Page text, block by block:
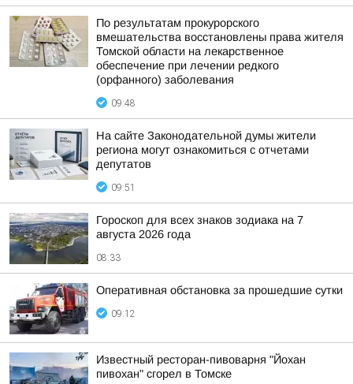
По результатам прокурорского
вмешательства восстановлены права жителя
Томской области на лекарственное
обеспечение при лечении редкого
(орфанного) заболевания
09:48
На сайте Законодательной думы жители
региона могут ознакомиться с отчетами
депутатов
09:51
Гороскоп для всех знаков зодиака на 7
августа 2026 года
08:33
Оперативная обстановка за прошедшие сутки
09:12
Известный ресторан-пивоварня "Йохан
пивохан" сгорел в Томске